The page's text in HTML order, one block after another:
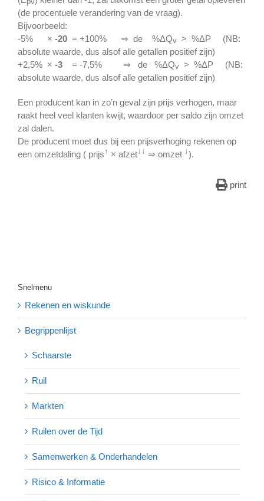
(de procentuele verandering van de vraag).
Bijvoorbeeld:
-5% × -20 = +100% ⇒ de %ΔQv > %ΔP (NB:
absolute waarde, dus alsof alle getallen positief zijn)
+2,5% × -3 = -7,5% ⇒ de %ΔQv > %ΔP (NB:
absolute waarde, dus alsof alle getallen positief zijn)
Een producent kan in zo’n geval zijn prijs verhogen, maar
raakt heel veel klanten kwijt, waardoor per saldo zijn omzet
zal dalen.
De producent moet dus bij een prijsverhoging rekenen op
een omzetdaling ( prijs ↑ × afzet↓↓ ⇒ omzet ↓).
print
Snelmenu
Rekenen en wiskunde
Begrippenlijst
Schaarste
Ruil
Markten
Ruilen over de Tijd
Samenwerken & Onderhandelen
Risico & Informatie